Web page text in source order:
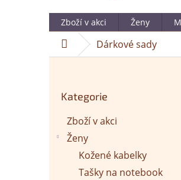
Zboží v akci Ženy
DomůDárkové sady
kategorie
Kategorie
Zboží v akci
Ženy
Kožené kabelky
Tašky na notebook